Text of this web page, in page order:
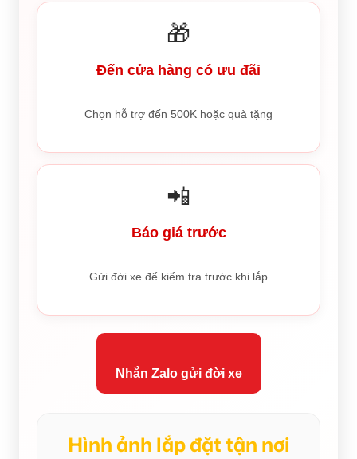
🎁
Đến cửa hàng có ưu đãi
Chọn hỗ trợ đến 500K hoặc quà tặng
📲
Báo giá trước
Gửi đời xe để kiểm tra trước khi lắp
Nhắn Zalo gửi đời xe
Hình ảnh lắp đặt tận nơi